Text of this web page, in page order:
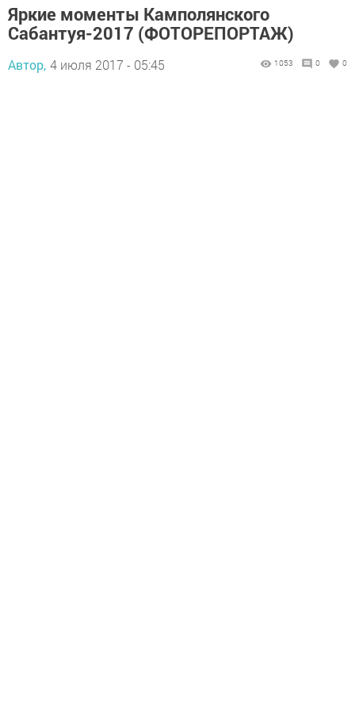
Яркие моменты Камполянского
Сабантуя-2017 (ФОТОРЕПОРТАЖ)
Автор, 4 июля 2017 - 05:45 1053 0 0